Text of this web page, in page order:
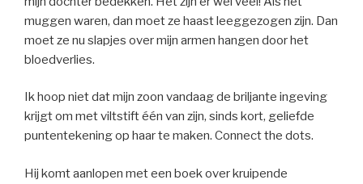
muggen waren, dan moet ze haast leeggezogen zijn. Dan
moet ze nu slapjes over mijn armen hangen door het
bloedverlies.
Ik hoop niet dat mijn zoon vandaag de briljante ingeving
krijgt om met viltstift één van zijn, sinds kort, geliefde
puntentekening op haar te maken. Connect the dots.
Hij komt aanlopen met een boek over kruipende